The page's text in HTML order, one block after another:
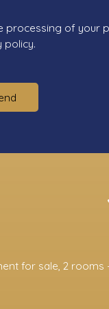
processing of your
policy.